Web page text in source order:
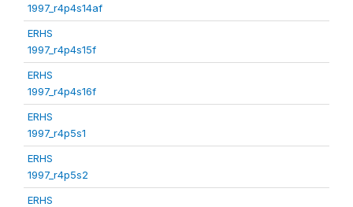
1997_r4p4s14af
ERHS
1997_r4p4s15f
ERHS
1997_r4p4s16f
ERHS
1997_r4p5s1
ERHS
1997_r4p5s2
ERHS